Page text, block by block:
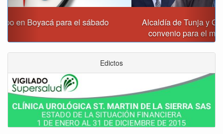
Alcaldía de Tunja y Gobernación de Boyacá firmaron
convenio para el mantenimiento de vía Moniquirá
Edictos